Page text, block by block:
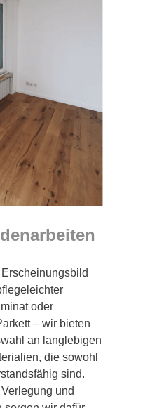
oder
– wir bieten
an langlebigen
die sowohl
sind.
und